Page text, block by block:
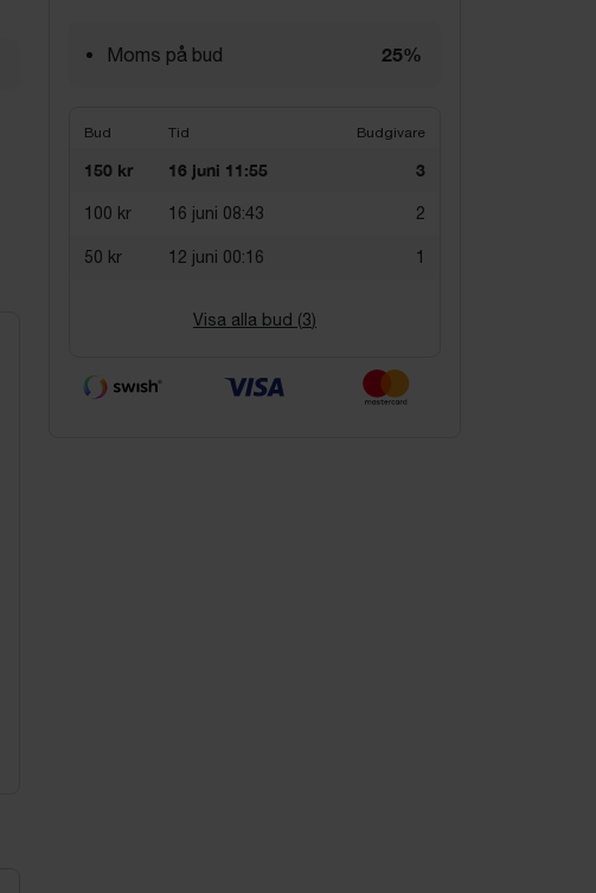
Moms på bud 25%
Bud Tid Budgivare
150 kr 16 juni 11:55 3
100 kr 16 juni 08:43 2
50 kr 12 juni 00:16 1
Visa alla bud (3)